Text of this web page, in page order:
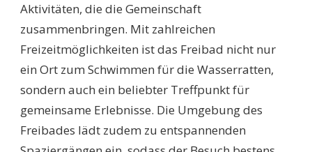
Aktivitäten, die die Gemeinschaft
zusammenbringen. Mit zahlreichen
Freizeitmöglichkeiten ist das Freibad nicht nur
ein Ort zum Schwimmen für die Wasserratten,
sondern auch ein beliebter Treffpunkt für
gemeinsame Erlebnisse. Die Umgebung des
Freibades lädt zudem zu entspannenden